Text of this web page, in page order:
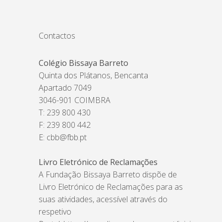
Contactos
Colégio Bissaya Barreto
Quinta dos Plátanos, Bencanta
Apartado 7049
3046-901 COIMBRA
T: 239 800 430
F: 239 800 442
E: cbb@fbb.pt
Livro Eletrónico de Reclamações
A Fundação Bissaya Barreto dispõe de
Livro Eletrónico de Reclamações para as
suas atividades, acessível através do
respetivo